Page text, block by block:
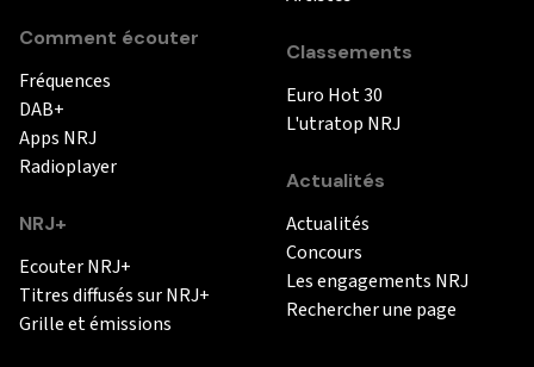
Comment écouter
Fréquences
DAB+
Apps NRJ
Radioplayer
NRJ+
Ecouter NRJ+
Titres diffusés sur NRJ+
Grille et émissions
Classements
Euro Hot 30
L'utratop NRJ
Actualités
Actualités
Concours
Les engagements NRJ
Rechercher une page